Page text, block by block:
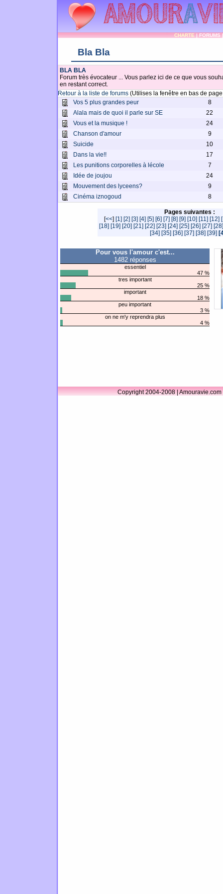
CHARTE|FORUMS
Bla Bla
BLA BLA
Forum très évocateur ... Vous parlez ici de ce que vous
en restant correct.
Retour à la liste de forums (Utilises la fenêtre en bas de
Vos 5 plus grandes peur
8
Alala mais de quoi il parle sur SE
22
Vous et la musique !
24
Chanson d'amour
9
Suicide
10
Dans la vie!!
17
Les punitions corporelles à lécole
7
Idée de joujou
24
Mouvement des lyceens?
9
Cinéma iznogoud
8
Pages suivantes :
[<<] [1] [2] [3] [4] [5] [6] [7] [8] [9] [10] [11] [12]
[18] [19] [20] [21] [22] [23] [24] [25] [26] [27] [28]
[34] [35] [36] [37] [38] [39]
Pour vous l'amour c'est...
1482 réponses
essentiel
47 %
tres important
25 %
important
18 %
peu important
3 %
on ne m'y reprendra plus
4 %
Copyright 2004-2008 |